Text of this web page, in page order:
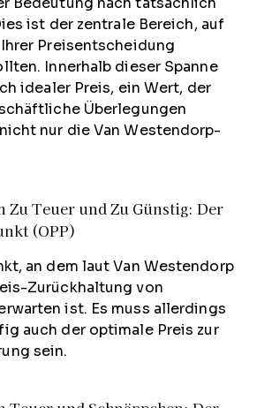
Bedeutung nach tatsächlich
ist der zentrale Bereich, auf
Preisentscheidung
Innerhalb dieser Spanne
idealer Preis, ein Wert, der
Überlegungen
nur die Van Westendorp-
Zu Teuer und Zu Günstig: Der
(OPP)
an dem laut Van Westendorp
Zurückhaltung von
ist. Es muss allerdings
auch der optimale Preis zur
sein.